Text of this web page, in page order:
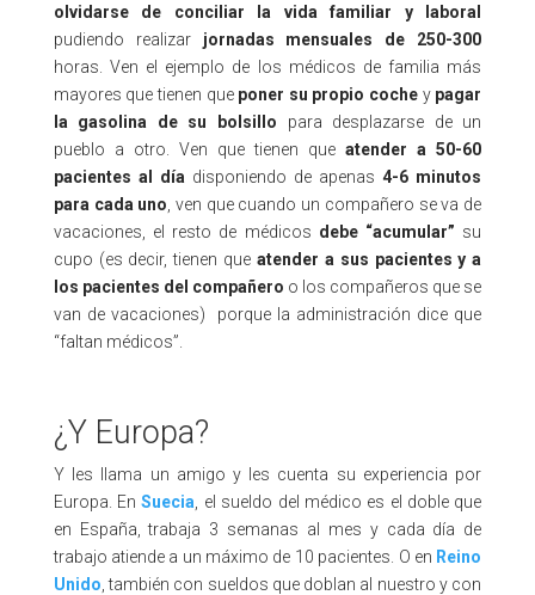
olvidarse de conciliar la vida familiar y laboral
pudiendo realizar jornadas mensuales de 250-300
horas. Ven el ejemplo de los médicos de familia más
mayores que tienen que poner su propio coche y pagar
la gasolina de su bolsillo para desplazarse de un
pueblo a otro. Ven que tienen queatender a 50-60
pacientes al día disponiendo de apenas4-6 minutos
para cada uno , ven que cuando un compañero se va de
vacaciones, el resto de médicos debe “acumular” su
cupo (es decir, tienen que atender a sus pacientes y a
los pacientes del compañero o los compañeros que se
van de vacaciones) porque la administración dice que
“faltan médicos”.
¿Y Europa?
Y les llama un amigo y les cuenta su experiencia por
Europa. EnSuecia , el sueldo del médico es el doble que
en España, trabaja 3 semanas al mes y cada día de
trabajo atiende a un máximo de 10 pacientes. O en Reino
Unido , también con sueldos que doblan al nuestro y con